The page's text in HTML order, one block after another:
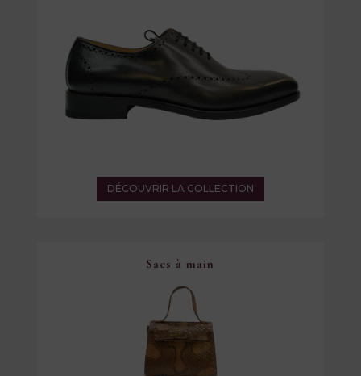
DÉCOUVRIR LA COLLECTION
Sacs à main